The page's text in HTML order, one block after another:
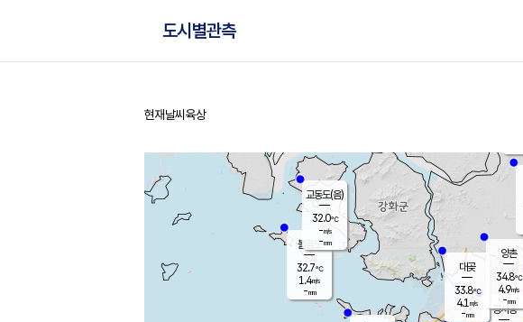
도시별관측
홈
현재날씨 육상
볼음도
32.7℃
1.4m/s
-mm
경서동
대곶
33.8℃
4.1 m/s
-mm
양촌
34.8℃
4.9m/s
-mm
교동도(음)
32.0℃
-m/s
-mm